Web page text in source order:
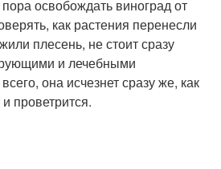
освобождать виноград от
как растения перенесли
плесень, не стоит сразу
и лечебными
она исчезнет сразу же, как
проветрится.